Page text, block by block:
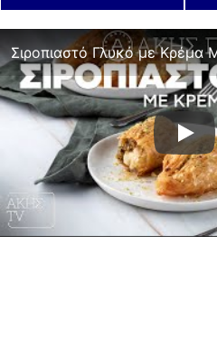
on
(Twitter)